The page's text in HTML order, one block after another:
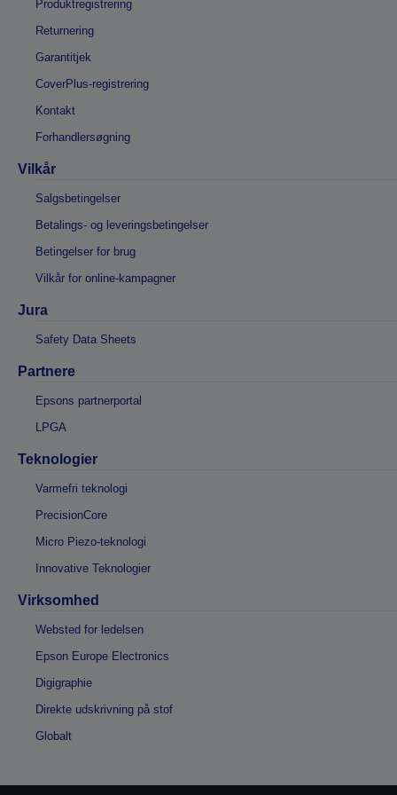
Produktregistrering
Returnering
Garantitjek
CoverPlus-registrering
Kontakt
Forhandlersøgning
Vilkår
Salgsbetingelser
Betalings- og leveringsbetingelser
Betingelser for brug
Vilkår for online-kampagner
Jura
Safety Data Sheets
Partnere
Epsons partnerportal
LPGA
Teknologier
Varmefri teknologi
PrecisionCore
Micro Piezo-teknologi
Innovative Teknologier
Virksomhed
Websted for ledelsen
Epson Europe Electronics
Digigraphie
Direkte udskrivning på stof
Globalt